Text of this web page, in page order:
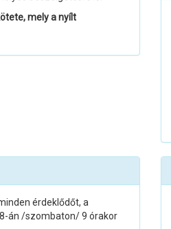
mely a nyílt
érdeklődőt, a
án /szombaton/ 9 órakor